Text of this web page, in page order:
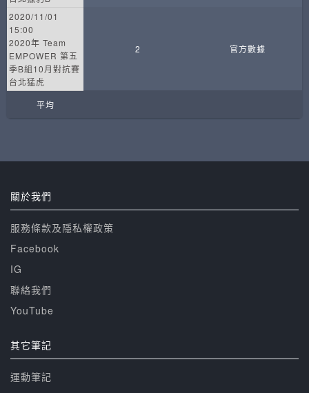
2020/11/01
15:00
2020年 Team
EMPOWER 第五
季B組10月對抗賽
台北猛虎
2 官方數據
平均
關於我們
服務條款及隱私權政策
Facebook
IG
聯絡我們
YouTube
其它筆記
運動筆記